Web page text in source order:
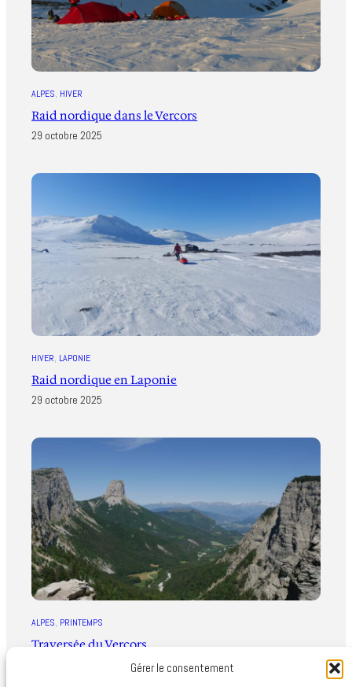
Gérer le consentement
ALPES, HIVER
Raid nordique dans le Vercors
29 octobre 2025
HIVER, LAPONIE
Raid nordique en Laponie
29 octobre 2025
ALPES, PRINTEMPS
Traversée du Vercors